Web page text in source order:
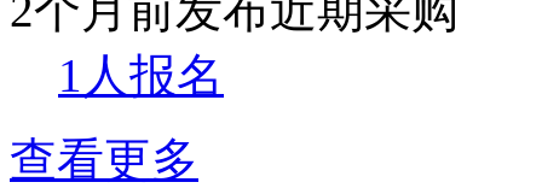
1人报名
查看更多